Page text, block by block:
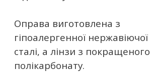
Оправа виготовлена ​​з
гіпоалергенної нержавіючої
сталі, а лінзи з покращеного
полікарбонату.